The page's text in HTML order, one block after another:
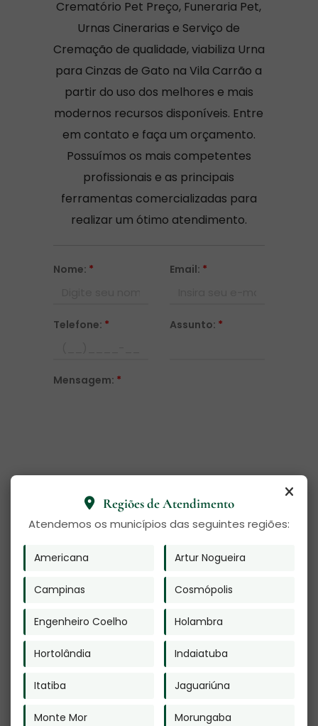
Regiões de Atendimento
Atendemos os municípios das seguintes regiões:
Americana Artur Nogueira
Campinas Cosmópolis
Engenheiro Coelho Holambra
Hortolândia Indaiatuba
Itatiba Jaguariúna
Monte Mor Morungaba
Crematório Pet Preço, Funeraria Pet,
Urnas Cinerarias e Serviço de
Cremação de qualidade, viabiliza Urna
para Cinzas de Gato na Vila Carrão a
partir do uso dos melhores e mais
modernos recursos disponíveis. Entre
em contato e faça um orçamento.
Possuímos os mais competentes
profissionais e as principais
ferramentas comercializadas para
realizar um ótimo atendimento.
Nome: * Email: *
Telefone: * Assunto: *
Mensagem: *
Enviar
O texto acima "
Urna para Cinzas de Gato na
Vila Carrão
" é de direito reservado. Sua
reprodução, parcial ou total, mesmo citando
nossos links, é proibida sem a autorização do
autor. Plágio é crime e está previsto no artigo 184
Lei n° 9.610-98 sobre direitos
autorais